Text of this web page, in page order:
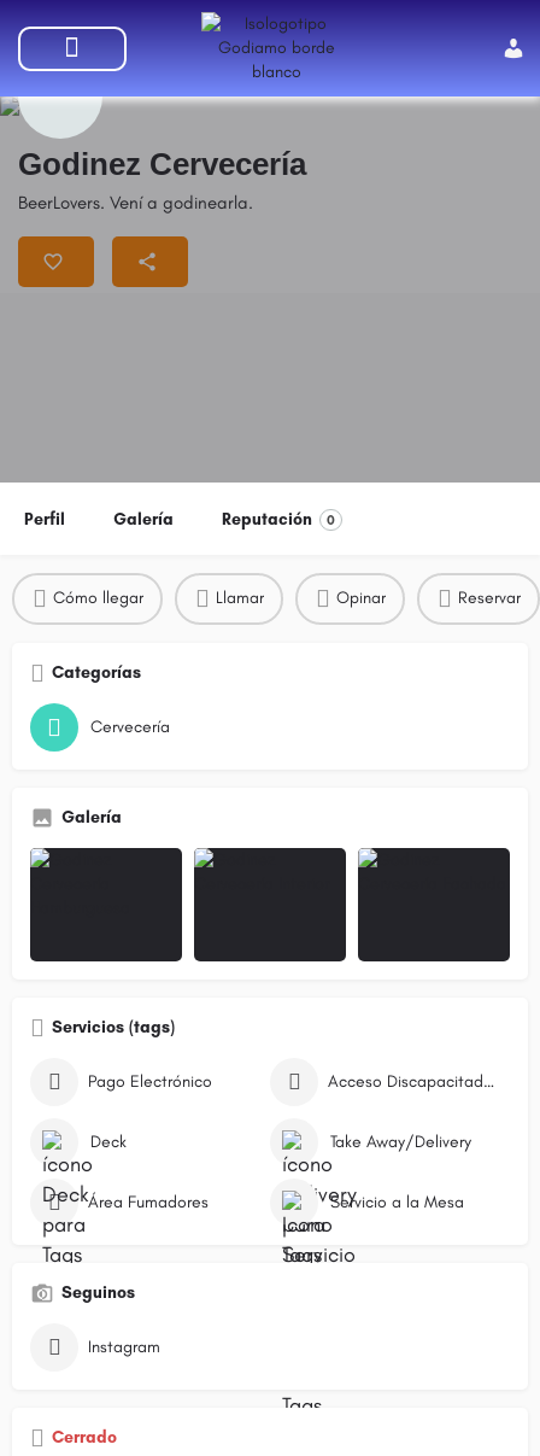
Godinez Cervecería
BeerLovers. Vení a godinearla.
Perfil Galería Reputación 0
Cómo llegar Llamar Opinar Reservar
Categorías
Cervecería
Galería
Servicios (tags)
Pago Electrónico Acceso Discapacitados
Deck Take Away/Delivery
Área Fumadores Servicio a la Mesa
Seguinos
Instagram
Cerrado